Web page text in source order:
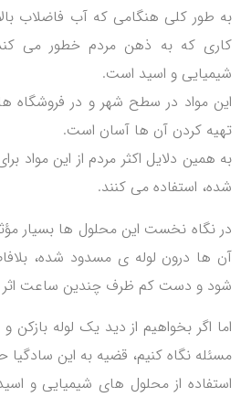
به طور کلی هنگامی که آب فاضلاب
کاری که به ذهن مردم خطور می
شیمیایی و اسید است.
این مواد در سطح شهر و در فروشگاه
تهیه کردن آن ها آسان است.
به همین دلایل اکثر مردم از این مواد
شده، استفاده می کنند.
در نگاه نخست این محلول ها بسیار
آن ها درون لوله ی مسدود شده،
شود و دست کم ظرف چندین ساعت اثر
اما اگر بخواهیم از دید یک لوله
مسئله نگاه کنیم، قضیه به این
استفاده از محلول های شیمیایی و